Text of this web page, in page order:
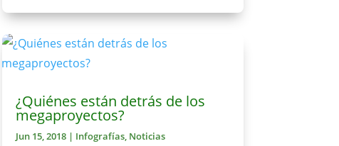
¿Quiénes están detrás de los
megaproyectos?
Jun 15, 2018 | Infografías, Noticias